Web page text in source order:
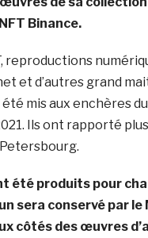
Binance.
reproductions
et d’autres grand
mis aux enchères du
Ils ont rapporté
été produits pour
sera conservé par le
côtés des œuvres